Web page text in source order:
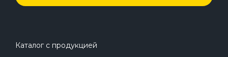
Каталог с продукцией